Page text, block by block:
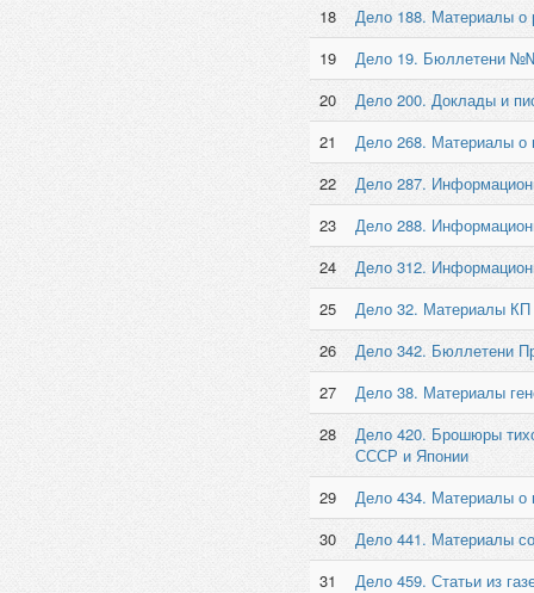
18
Дело 188. Материалы о
19
Дело 19. Бюллетени №№
20
Дело 200. Доклады и
21
Дело 268. Материалы о
22
Дело 287.
23
Дело 288.
24
Дело 312.
25
Дело 32. Материалы КП
26
Дело 342. Бюллетени
27
Дело 38. Материалы
28
Дело 420. Брошюры
СССР и Японии
29
Дело 434. Материалы о
30
Дело 441. Материалы
31
Дело 459. Статьи из